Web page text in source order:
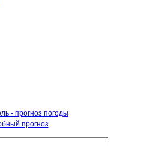
- прогноз погоды
прогноз